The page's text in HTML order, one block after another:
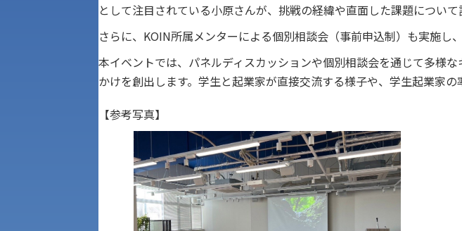
アクセス
として注目されている小原さんが、挑戦の経緯や直面した課題について
さらに、KOIN所属メンターによる個別相談会（事前申込制）も実施し
本イベントでは、パネルディスカッションや個別相談会を通じて多様
かけを創出します。学生と起業家が直接交流する様子や、学生起業家の
【参考写真】